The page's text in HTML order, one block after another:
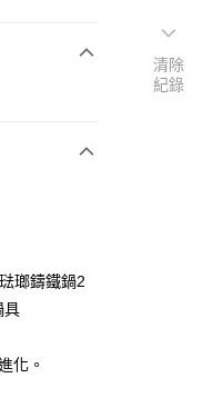
瑯鑄鐵鍋2
具
化。
清除
紀錄